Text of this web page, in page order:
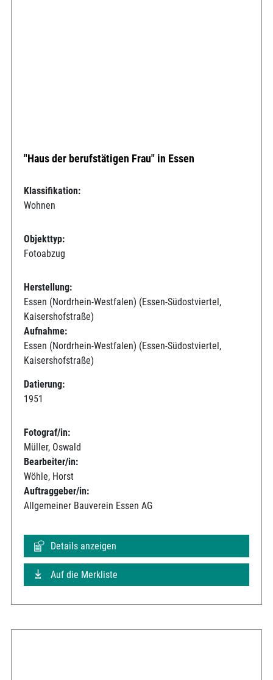
"Haus der berufstätigen Frau" in Essen
Klassifikation:
Wohnen
Objekttyp:
Fotoabzug
Herstellung:
Essen (Nordrhein-Westfalen) (Essen-Südostviertel,
Kaisershofstraße)
Aufnahme:
Essen (Nordrhein-Westfalen) (Essen-Südostviertel,
Kaisershofstraße)
Datierung:
1951
Fotograf/in:
Müller, Oswald
Bearbeiter/in:
Wöhle, Horst
Auftraggeber/in:
Allgemeiner Bauverein Essen AG
Details anzeigen
Auf die Merkliste